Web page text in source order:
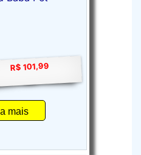
R$ 101,99
mais